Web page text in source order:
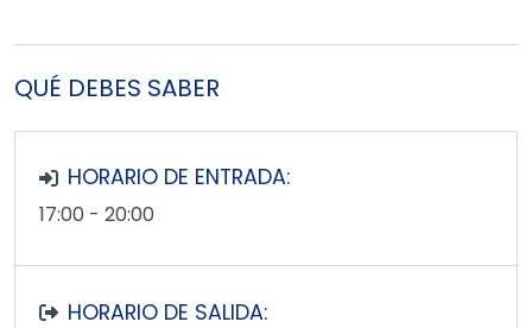
QUÉ DEBES SABER
HORARIO DE ENTRADA:
17:00 - 20:00
HORARIO DE SALIDA: